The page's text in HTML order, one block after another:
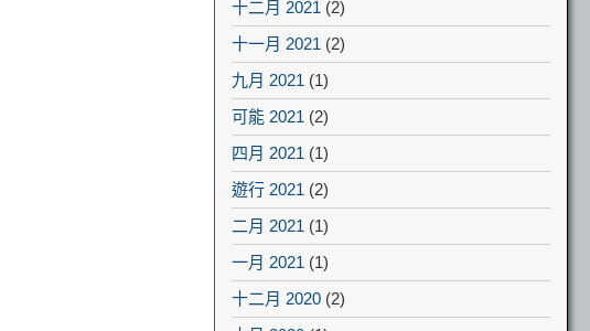
十二月 2021 (2)
十一月 2021 (2)
九月 2021 (1)
可能 2021 (2)
四月 2021 (1)
遊行 2021 (2)
二月 2021 (1)
一月 2021 (1)
十二月 2020 (2)